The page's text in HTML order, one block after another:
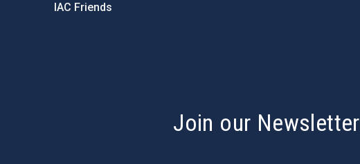
IAC Friends
Join our Newsletter